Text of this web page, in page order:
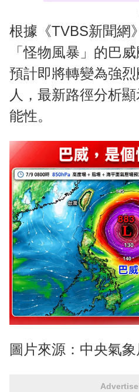
根據《TVBS新聞網
「怪物風暴」的巴
預計即將轉變為強
人，最新路徑分析
能性。
圖片來源：中央氣象